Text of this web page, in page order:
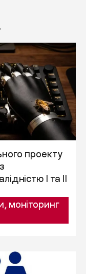
проекту
I та II
, моніторинг